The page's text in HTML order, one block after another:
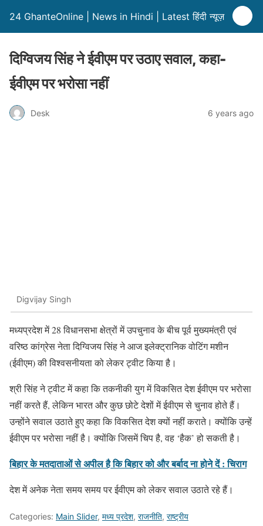
24 GhanteOnline | News in Hindi | Latest हिंदी न्यूज़
दिग्विजय सिंह ने ईवीएम पर उठाए सवाल, कहा-
ईवीएम पर भरोसा नहीं
Desk 6 years ago
Digvijay Singh
मध्यप्रदेश में 28 विधानसभा क्षेत्रों में उपचुनाव के बीच पूर्व मुख्यमंत्री एवं
वरिष्ठ कांग्रेस नेता दिग्विजय सिंह ने आज इलेक्ट्रानिक वोटिंग मशीन
(ईवीएम) की विश्वसनीयता को लेकर ट्वीट किया है।
श्री सिंह ने ट्वीट में कहा कि तकनीकी युग में विकसित देश ईवीएम पर भरोसा
नहीं करते हैं, लेकिन भारत और कुछ छोटे देशों में ईवीएम से चुनाव होते हैं।
उन्होंने सवाल उठाते हुए कहा कि विकसित देश क्यों नहीं कराते। क्योंकि उन्हें
ईवीएम पर भरोसा नहीं है। क्योंकि जिसमें चिप है, वह ‘हैक’ हो सकती है।
बिहार के मतदाताओं से अपील है कि बिहार को और बर्बाद ना होने दें : चिराग
देश में अनेक नेता समय समय पर ईवीएम को लेकर सवाल उठाते रहे हैं।
Categories: Main Slider, मध्य प्रदेश, राजनीति, राष्ट्रीय